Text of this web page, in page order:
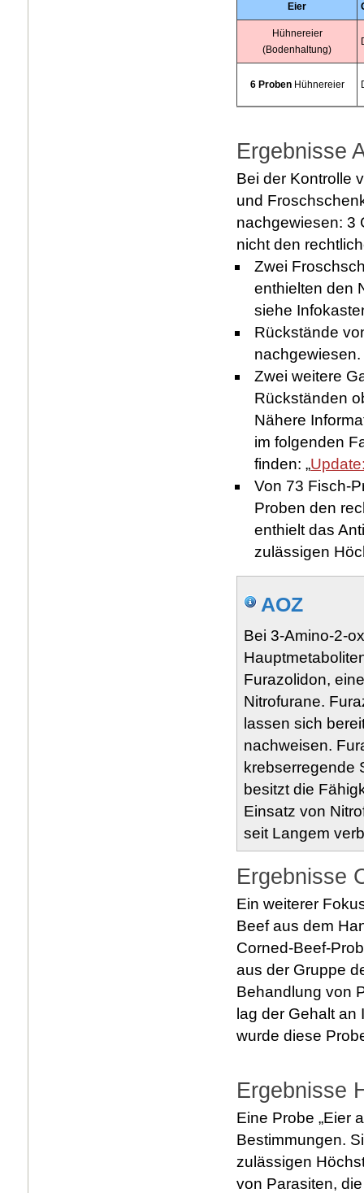
Eier
Hühnereier
(Bodenhaltung)
6 ProbenHühnereier
Ergebnisse
Bei der Kontrolle
und
nachgewiesen: 3
nicht den
Zwei
enthielten den
siehe
Rückstände
nachgewiesen.
Zwei weitere
Rückständen
Nähere
im folgenden
finden: „
Von 73 Fisch-
Proben den
enthielt das
zulässigen
AOZ
Bei 3-Amino-2-
Furazolidon,
Nitrofurane.
lassen sich
nachweisen.
krebserregende
besitzt die
Einsatz von
seit Langem
Ergebnisse
Ein weiterer
Beef aus dem
Corned-Beef-
aus der Gruppe
Behandlung von
lag der Gehalt
wurde diese
Ergebnisse
Eine Probe „Eier
Bestimmungen.
zulässigen
von Parasiten,